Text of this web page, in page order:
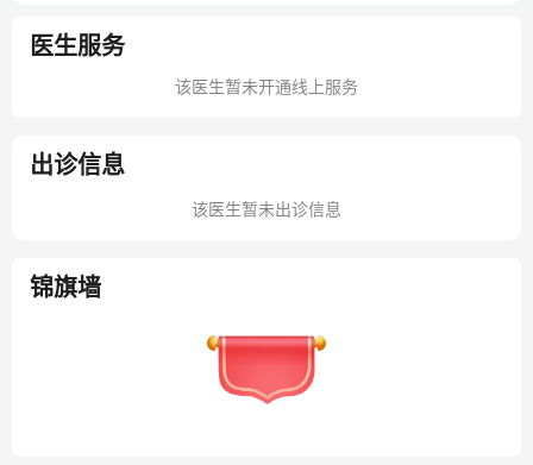
医生服务
该医生暂未开通线上服务
出诊信息
该医生暂未出诊信息
锦旗墙